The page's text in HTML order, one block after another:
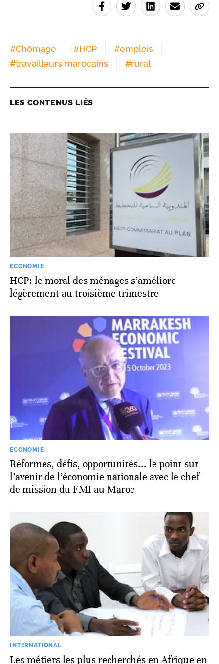
#Chômage #HCP #emplois
#travailleurs marocains #rural
LES CONTENUS LIÉS
ECONOMIE
HCP: le moral des ménages s’améliore
légèrement au troisième trimestre
ECONOMIE
Réformes, défis, opportunités... le point sur
l’avenir de l’économie nationale avec le chef
de mission du FMI au Maroc
INTERNATIONAL
Les métiers les plus recherchés en Afrique en